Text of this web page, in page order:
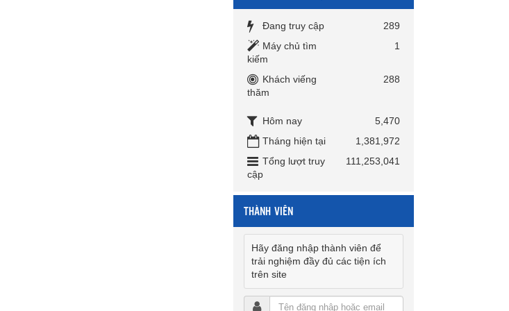
Đang truy cập
289
Máy chủ tìm
kiếm
1
Khách viếng
thăm
288
Hôm nay
5,470
Tháng hiện tại
1,381,972
Tổng lượt truy
cập
111,253,041
THÀNH VIÊN
Hãy đăng nhập thành viên để
trải nghiệm đầy đủ các tiện ích
trên site